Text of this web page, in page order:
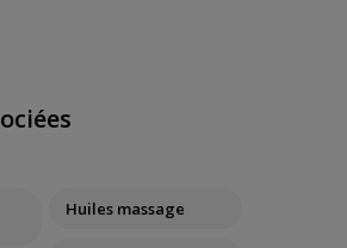
Huiles massage